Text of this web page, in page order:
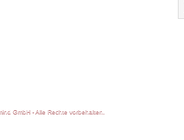
GmbH - Alle Rechte vorbehalten.